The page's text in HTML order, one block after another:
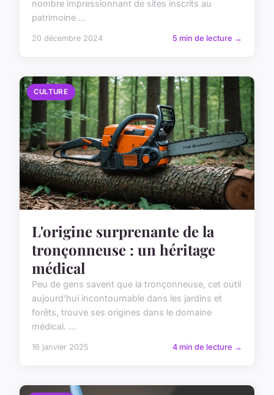
nombre impressionnant de sites inscrits au
patrimoine ...
20 décembre 2024 5 min de lecture →
CULTURE
L'origine surprenante de la
tronçonneuse : un héritage
médical
Peu de gens savent que la tronçonneuse, cet outil
aujourd'hui incontournable dans les jardins et
forêts, trouve ses origines dans le domaine
médical. ...
16 janvier 2025 4 min de lecture →